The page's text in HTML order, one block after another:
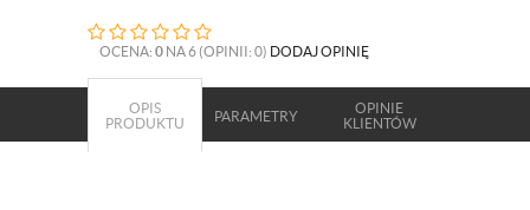
OCENA: 0 NA 6 (OPINII: 0) DODAJ OPINIĘ
OPIS
PRODUKTU
PARAMETRY
OPINIE
KLIENTÓW